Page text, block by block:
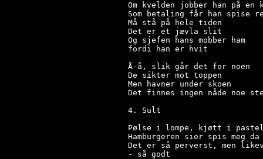
Om kvelden jobber han på en
Som betaling får han spise
Må stå på hele tiden
Det er et jævla slit
Og sjefen hans mobber ham
fordi han er hvit
Å-å, slik går det for noen
De sikter mot toppen
Men havner under skoen
Det finnes ingen nåde noe
4. Sult
Pølse i lompe, kjøtt i
Hamburgeren sier spis meg
Det er så perverst, men
- så godt